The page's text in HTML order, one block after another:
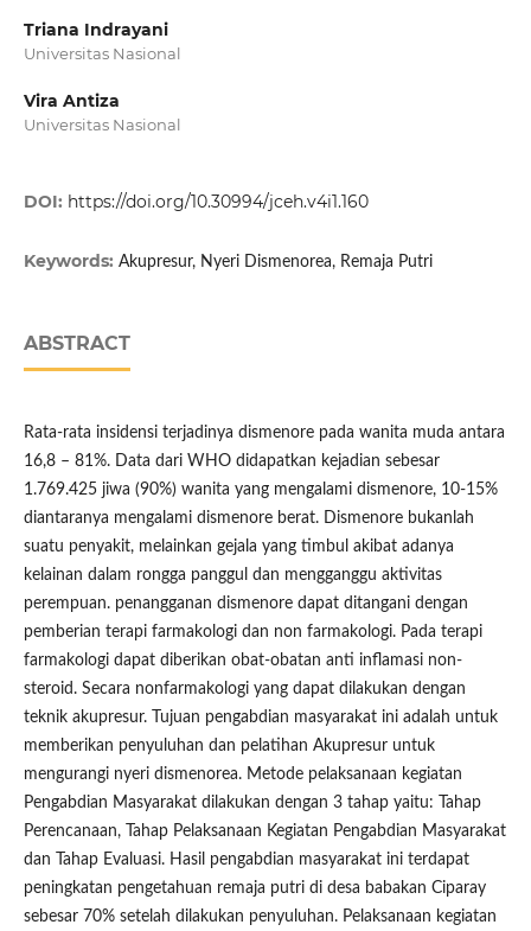
Triana Indrayani
Universitas Nasional
Vira Antiza
Universitas Nasional
DOI: https://doi.org/10.30994/jceh.v4i1.160
Keywords: Akupresur, Nyeri Dismenorea, Remaja Putri
ABSTRACT
Rata-rata insidensi terjadinya dismenore pada wanita muda antara
16,8 – 81%. Data dari WHO didapatkan kejadian sebesar
1.769.425 jiwa (90%) wanita yang mengalami dismenore, 10-15%
diantaranya mengalami dismenore berat. Dismenore bukanlah
suatu penyakit, melainkan gejala yang timbul akibat adanya
kelainan dalam rongga panggul dan mengganggu aktivitas
perempuan. penangganan dismenore dapat ditangani dengan
pemberian terapi farmakologi dan non farmakologi. Pada terapi
farmakologi dapat diberikan obat-obatan anti inflamasi non-
steroid. Secara nonfarmakologi yang dapat dilakukan dengan
teknik akupresur. Tujuan pengabdian masyarakat ini adalah untuk
memberikan penyuluhan dan pelatihan Akupresur untuk
mengurangi nyeri dismenorea. Metode pelaksanaan kegiatan
Pengabdian Masyarakat dilakukan dengan 3 tahap yaitu: Tahap
Perencanaan, Tahap Pelaksanaan Kegiatan Pengabdian Masyarakat
dan Tahap Evaluasi. Hasil pengabdian masyarakat ini terdapat
peningkatan pengetahuan remaja putri di desa babakan Ciparay
sebesar 70% setelah dilakukan penyuluhan. Pelaksanaan kegiatan